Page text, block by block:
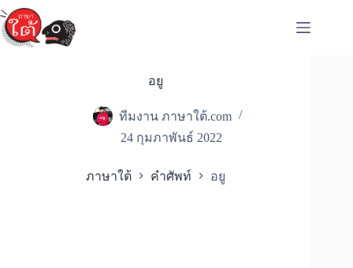
Skip
to
content
อยู
ทีมงาน ภาษาใต้.com
24 กุมภาพันธ์ 2022
ภาษาใต้ คำศัพท์ อยู